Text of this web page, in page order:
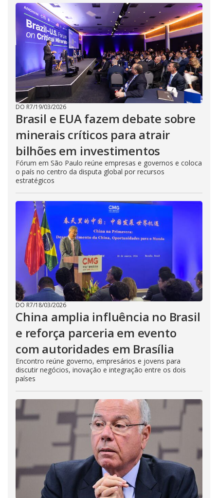
DO R7/19/03/2026
Brasil e EUA fazem debate sobre
minerais críticos para atrair
bilhões em investimentos
Fórum em São Paulo reúne empresas e governos e coloca
o país no centro da disputa global por recursos
estratégicos
DO R7/18/03/2026
China amplia influência no Brasil
e reforça parceria em evento
com autoridades em Brasília
Encontro reúne governo, empresários e jovens para
discutir negócios, inovação e integração entre os dois
países